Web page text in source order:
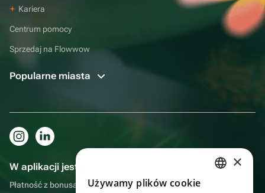
Kariera
Centrum pomocy
Sprzedaj na Flowwow
Popularne miasta
W aplikacji jest to jeszcze wygodniejsze!
Płatność z bonusami, samodzielna dostawa, wygodny czat z
×
Używamy plików cookie